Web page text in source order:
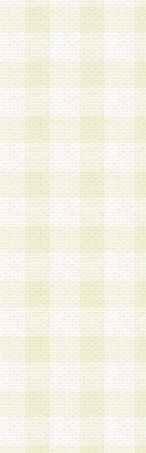
、会員登録を承認し
けるためのログイン
告する登録情報の全
てはならないものと
Ｄおよびパスワード
ワードの管理
イト内にて本サービ
当社から付与された
ます。
ログインIDおよびパ
本人がその責任を負
たログインIDおよび
形態を問わず第三者
ンIDおよびパスワー
損害の発生について